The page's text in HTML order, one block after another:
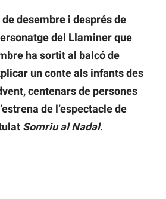
desembre i després de
del Llaminer que
ha sortit al balcó de
un conte als infants des
centenars de persones
de l’espectacle de
Somriu al Nadal.